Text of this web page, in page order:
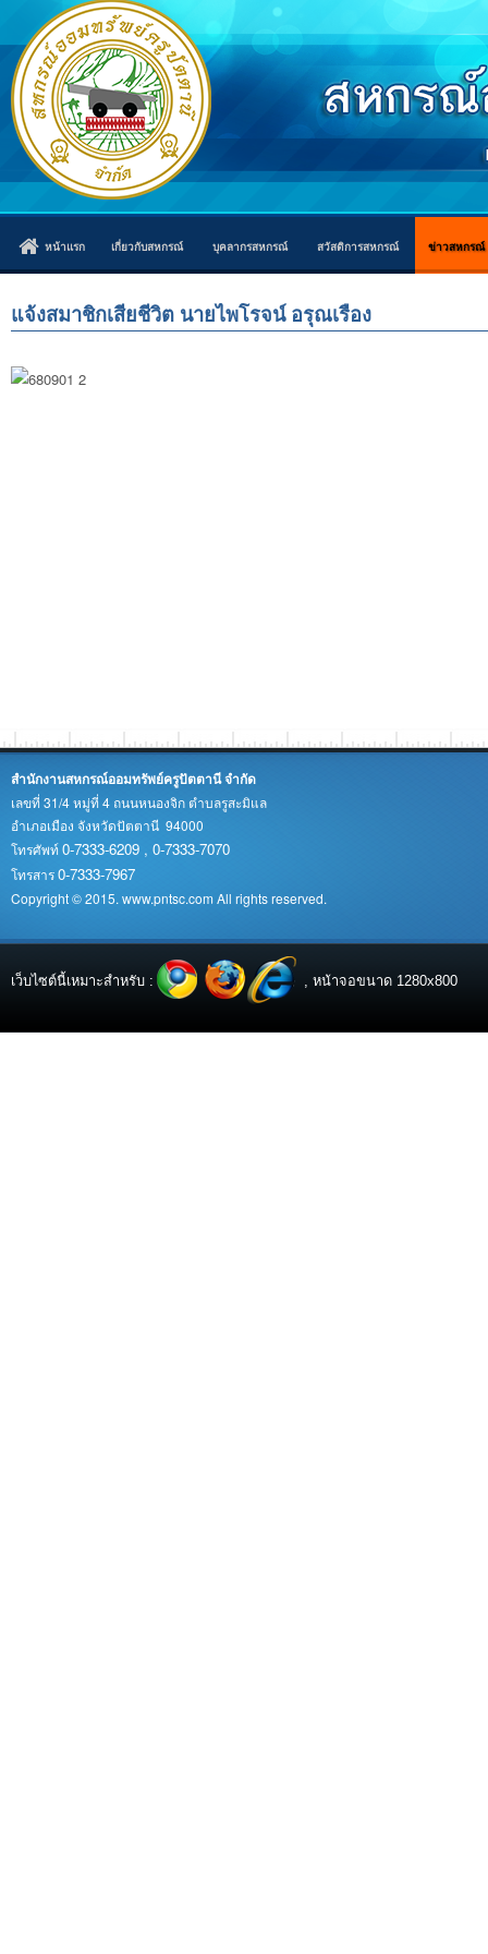
หน้าแรก เกี่ยวกับสหกรณ์ บุคลากรสหกรณ์ สวัสดิการสหกรณ์ ข่าวสหกรณ์
แจ้งสมาชิกเสียชีวิต นายไพโรจน์ อรุณเรือง
สำนักงานสหกรณ์ออมทรัพย์ครูปัตตานี จำกัด
เลขที่ 31/4 หมู่ที่ 4 ถนนหนองจิก ตำบลรูสะมิแล
อำเภอเมือง จังหวัดปัตตานี 94000
โทรศัพท์0-7333-6209 , 0-7333-7070
โทรสาร0-7333-7967
Copyright © 2015. www.pntsc.com All rights reserved.
เว็บไซต์นี้เหมาะสำหรับ : , หน้าจอขนาด 1280x800